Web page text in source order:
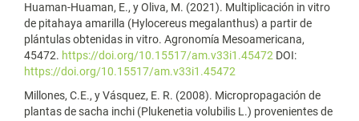
Huaman-Huaman, E., y Oliva, M. (2021). Multiplicación in vitro
de pitahaya amarilla (Hylocereus megalanthus) a partir de
plántulas obtenidas in vitro. Agronomía Mesoamericana,
45472. https://doi.org/10.15517/am.v33i1.45472 DOI:
https://doi.org/10.15517/am.v33i1.45472
Millones, C.E., y Vásquez, E. R. (2008). Micropropagación de
plantas de sacha inchi (Plukenetia volubilis L.) provenientes de